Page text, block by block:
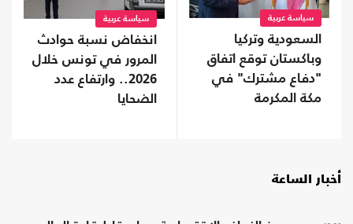
سياسة عربية
السعودية وتركيا
وباكستان توقع اتفاق
"دفاع مشترك" في
مكة المكرمة
سياسة عربية
انخفاض نسبة حوادث
المرور في تونس خلال
2026.. وارتفاع عدد
الضحايا
أخبار الساعة